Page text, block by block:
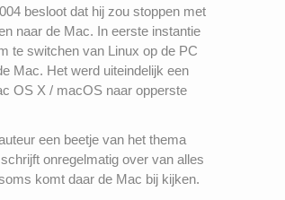
besloot dat hij zou stoppen met
naar de Mac. In eerste instantie
te switchen van Linux op de PC
Mac. Het werd uiteindelijk een
OS X / macOS naar opperste
een beetje van het thema
onregelmatig over van alles
komt daar de Mac bij kijken.